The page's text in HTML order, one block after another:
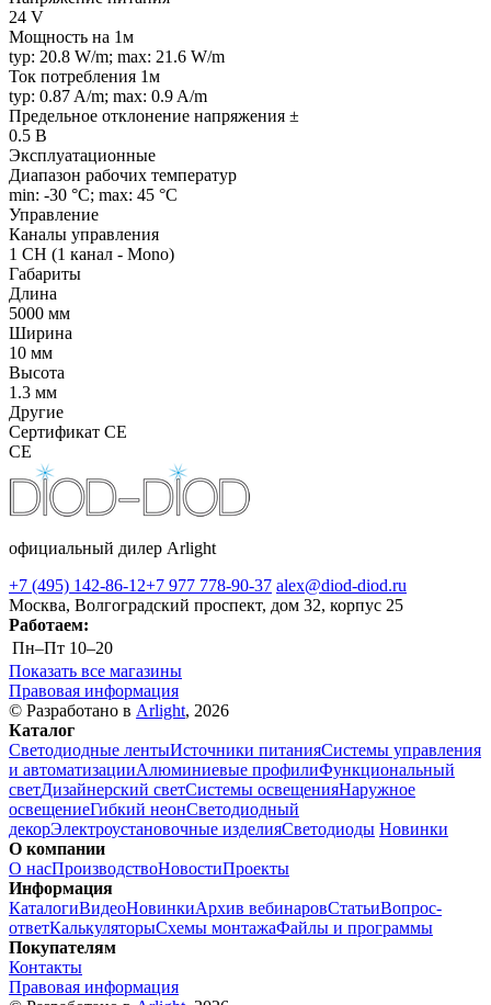
24 V
Мощность на 1м
typ: 20.8 W/m; max: 21.6 W/m
Ток потребления 1м
typ: 0.87 A/m; max: 0.9 A/m
Предельное отклонение напряжения ±
0.5 В
Эксплуатационные
Диапазон рабочих температур
min: -30 °C; max: 45 °C
Управление
Каналы управления
1 CH (1 канал - Mono)
Габариты
Длина
5000 мм
Ширина
10 мм
Высота
1.3 мм
Другие
Сертификат CE
CE
официальный дилер Arlight
+7 (495) 142-86-12+7 977 778-90-37 alex@diod-diod.ru
Москва, Волгоградский проспект, дом 32, корпус 25
Работаем:
Пн–Пт 10–20
Показать все магазины
Правовая информация
© Разработано в Arlight, 2026
Каталог
Светодиодные лентыИсточники питанияСистемы управления
и автоматизацииАлюминиевые профилиФункциональный
светДизайнерский светСистемы освещенияНаружное
освещениеГибкий неонСветодиодный
декорЭлектроустановочные изделияСветодиоды Новинки
О компании
О насПроизводствоНовостиПроекты
Информация
КаталогиВидеоНовинкиАрхив вебинаровСтатьиВопрос-
ответКалькуляторыСхемы монтажаФайлы и программы
Покупателям
Контакты
Правовая информация